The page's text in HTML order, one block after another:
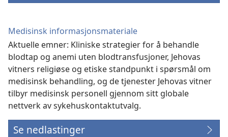
Medisinsk informasjonsmateriale
Aktuelle emner: Kliniske strategier for å behandle
blodtap og anemi uten blodtransfusjoner, Jehovas
vitners religiøse og etiske standpunkt i spørsmål om
medisinsk behandling, og de tjenester Jehovas vitner
tilbyr medisinsk personell gjennom sitt globale
nettverk av sykehuskontaktutvalg.
Se nedlastinger